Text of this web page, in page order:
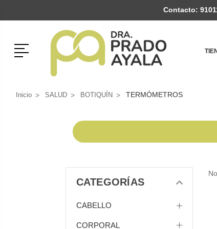
Contacto:
Menú
Inicio SALUD BOTIQUÍN TERMÓMETROS
CATEGORÍAS
CABELLO
CORPORAL